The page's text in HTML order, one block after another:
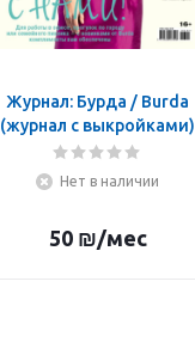
Журнал: Бурда / Burda
(журнал с выкройками)
Нет в наличии
50₪/мес